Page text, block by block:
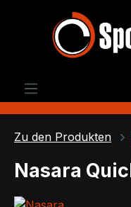
Zum Hauptinhalt
Zu den Produkten
Nasara